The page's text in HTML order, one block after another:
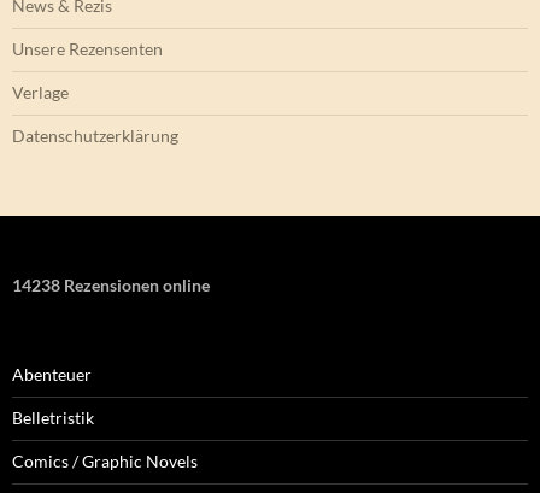
News & Rezis
Unsere Rezensenten
Verlage
Datenschutzerklärung
14238 Rezensionen online
Abenteuer
Belletristik
Comics / Graphic Novels